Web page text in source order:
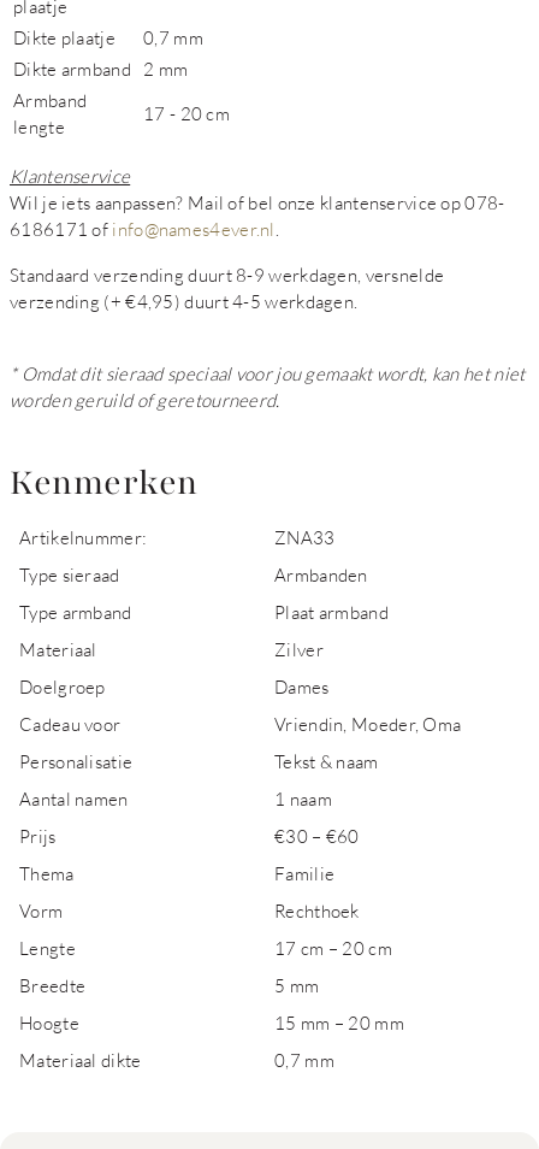
plaatje
Dikte plaatje
0,7 mm
Dikte armband
2 mm
Armband
lengte
17 - 20 cm
Klantenservice
Wil je iets aanpassen? Mail of bel onze klantenservice op 078-
6186171 of info@names4ever.nl
Standaard verzending duurt 8-9 werkdagen, versnelde
verzending (+ €4,95) duurt 4-5 werkdagen.
* Omdat dit sieraad speciaal voor jou gemaakt wordt, kan het niet
worden geruild of geretourneerd.
Kenmerken
Artikelnummer:
ZNA33
Type sieraad
Armbanden
Type armband
Plaat armband
Materiaal
Zilver
Doelgroep
Dames
Cadeau voor
Vriendin, Moeder, Oma
Personalisatie
Tekst & naam
Aantal namen
1 naam
Prijs
€30 – €60
Thema
Familie
Vorm
Rechthoek
Lengte
17 cm – 20 cm
Breedte
5 mm
Hoogte
15 mm – 20 mm
Materiaal dikte
0,7 mm